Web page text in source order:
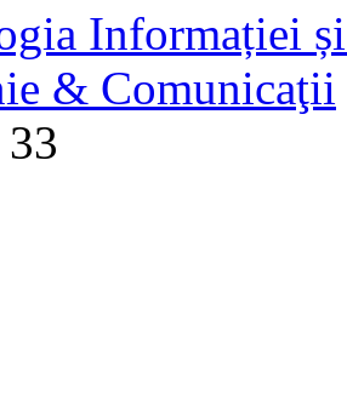
Informației
& Comunicaţii
33